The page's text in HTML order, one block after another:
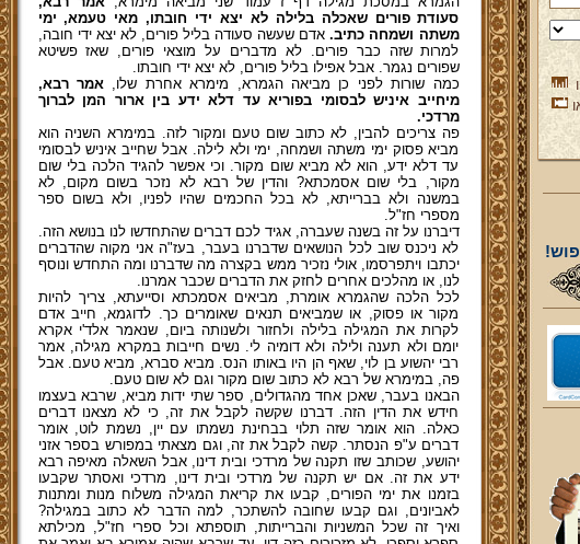
סעודת פורים שאכלה בלילה לא יצא ידי חובתו, מאי טעמא, ימי
משתה ושמחה כתיב.אדם שעשה סעודה בליל פורים, לא יצא ידי חובה,
למרות שזה כבר פורים. לא מדברים על מוצאי פורים, שאז פשיטא
שפורים נגמר. אבל אפילו בליל פורים, לא יצא ידי חובתו.
כמה שורות לפני כן מביאה הגמרא, מימרא אחרת שלו,אמר רבא,
מיחייב איניש לבסומי בפוריא עד דלא ידע בין ארור המן לברוך
מרדכי.
פה צריכים להבין, לא כתוב שום טעם ומקור לזה. במימרא השניה הוא
מביא פסוק ימי משתה ושמחה, ימי ולא לילה. אבל שחייב איניש לבסומי
עד דלא ידע, הוא לא מביא שום מקור. וכי אפשר להגיד הלכה בלי שום
מקור, בלי שום אסמכתא? והדין של רבא לא נזכר בשום מקום, לא
במשנה ולא בברייתא, לא בכל החכמים שהיו לפניו, ולא בשום ספר
מספרי חז"ל.
דיברנו על זה בשנה שעברה, אגיד לכם דברים שהתחדשו לנו בנושא הזה.
לא ניכנס שוב לכל הנושאים שדברנו בעבר, בעז"ה אני מקוה שהדברים
יכתבו ויתפרסמו, אולי נזכיר ממש בקצרה מה שדברנו ומה התחדש ונוסף
לנו, או מהלכים אחרים לחזק את הדברים שכבר אמרנו.
לכל הלכה שהגמרא אומרת, מביאים אסמכתא וסייעתא, צריך להיות
מקור או פסוק, או שמביאים תנאים שאומרים כך. לדוגמא, חייב אדם
לקרות את המגילה בלילה ולחזור ולשנותה ביום, שנאמר אלד'י אקרא
יומם ולא תענה ולילה ולא דומיה לי. נשים חייבות במקרא מגילה, אמר
רבי יהשוע בן לוי, שאף הן היו באותו הנס. מביא סברא, מביא טעם. אבל
פה, במימרא של רבא לא כתוב שום מקור וגם לא שום טעם.
הבאנו בעבר, שאכן אחד מהגדולים, ספר שתי ידות מביא, שרבא בעצמו
חידש את הדין הזה. דברנו שקשה לקבל את זה, כי לא מצאנו דברים
כאלה. הוא אומר שזה תלוי בבחינת נשמתו עם יין, נשמת לוט, אומר
דברים ע"פ הנסתר. קשה לקבל את זה, וגם מצאתי במפורש בספר אזני
יהושע, שכותב שזו תקנה של מרדכי ובית דינו, אבל השאלה מאיפה רבא
ידע את זה. אם יש תקנה של מרדכי ובית דינו, מרדכי ואסתר שקבעו
בזמנו את ימי הפורים, קבעו את קריאת המגילה משלוח מנות ומתנות
לאביונים, וגם קבעו שחובה להשתכר, למה הדבר לא כתוב במגילה?
ואיך זה שכל המשניות והברייתות, תוספתא וכל ספרי חז"ל, מכילתא